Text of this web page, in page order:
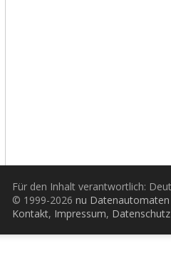
Für den Inhalt verantwortlich:
© 1999-2026 nu
Kontakt, Impressum, Datenschutz